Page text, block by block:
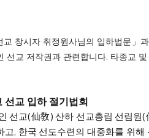
창시자 취정원사님의 입하법문」
선교 저작권과 관련합니다. 타종교
선교 입하 절기법회
선교(仙敎) 산하 선교총림 선림
고, 한국 선도수련의 대중화를 위